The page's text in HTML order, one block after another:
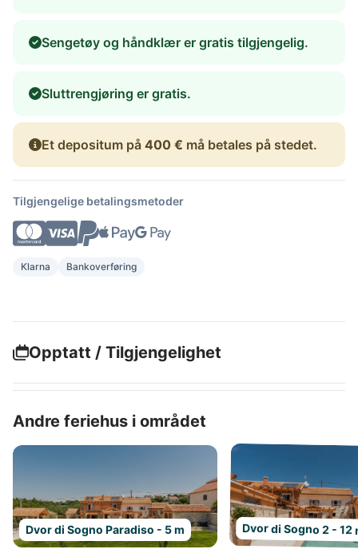
Sengetøy og håndklær er gratis tilgjengelig.
Sluttrengjøring er gratis.
Et depositum på 400 € må betales på stedet.
Tilgjengelige betalingsmetoder
Klarna Bankoverføring
Opptatt / Tilgjengelighet
Andre feriehus i området
Dvor di Sogno Paradiso - 5 m Dvor di Sogno 2 - 12